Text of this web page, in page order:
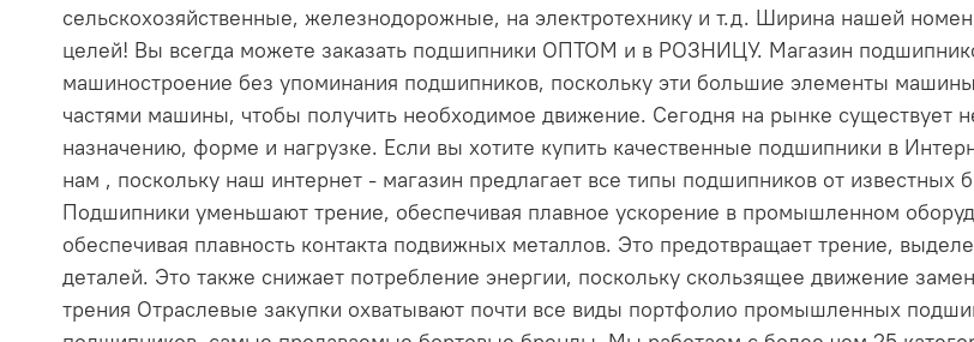
сельскохозяйственные, железнодорожные, на электротехнику и т.д. Ширина нашей
целей! Вы всегда можете заказать подшипники ОПТОМ и в РОЗНИЦУ. Магазин
машиностроение без упоминания подшипников, поскольку эти большие элементы
частями машины, чтобы получить необходимое движение. Сегодня на рынке существует
назначению, форме и нагрузке. Если вы хотите купить качественные подшипники в
нам , поскольку наш интернет - магазин предлагает все типы подшипников от
Подшипники уменьшают трение, обеспечивая плавное ускорение в промышленном
обеспечивая плавность контакта подвижных металлов. Это предотвращает трение,
деталей. Это также снижает потребление энергии, поскольку скользящее движение
трения Отраслевые закупки охватывают почти все виды портфолио промышленных